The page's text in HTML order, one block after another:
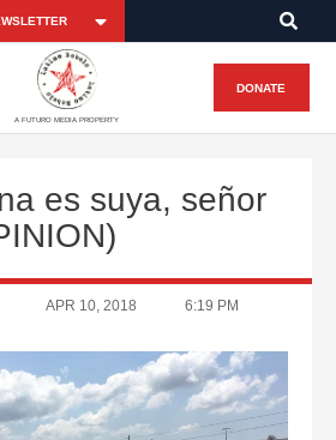
A FUTURO MEDIA PROPERTY
DONATE
es suya, señor
APR 10, 2018 6:19 PM